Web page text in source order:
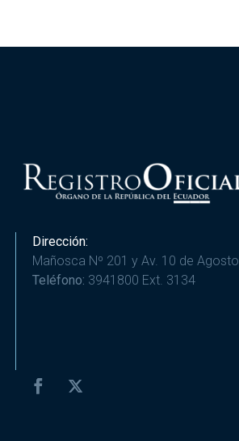
Dirección:
Mañosca Nº 201 y Av. 10 de Agosto
Teléfono: 3941800 Ext. 3134